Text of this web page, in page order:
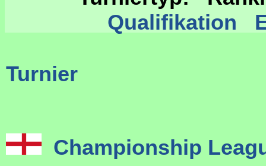
Qualifikation
Turnier
Championship